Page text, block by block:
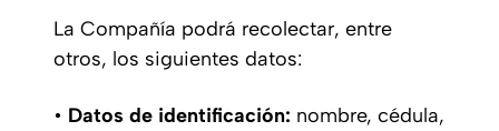
La Compañía podrá recolectar, entre
otros, los siguientes datos:
• Datos de identificación: nombre, cédula,